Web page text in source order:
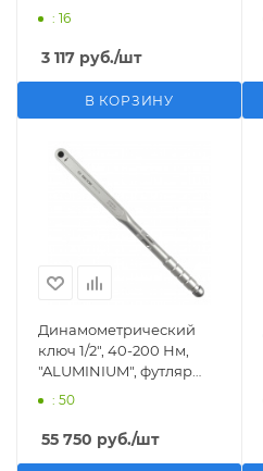
(64064-110)
: 16
3 117 руб./шт
В КОРЗИНУ
Динамометрический
ключ 1/2", 40-200 Нм,
"ALUMINIUM", футляр
KING TONY 3445G-1FB
: 50
55 750 руб./шт